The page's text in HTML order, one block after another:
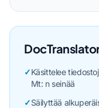
✓Käsittelee
Mt: n seinää
✓Säilyttää